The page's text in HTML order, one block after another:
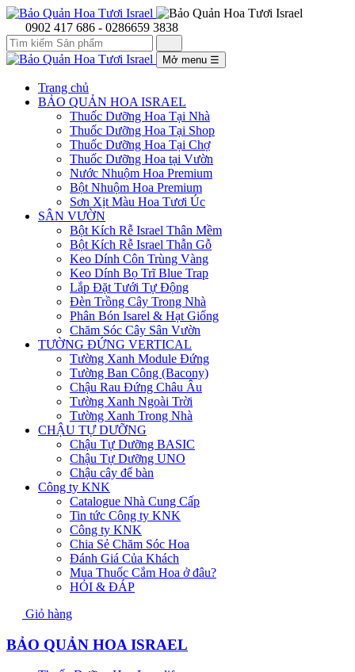
0902 417 686 - 0286659 3838
Mở menu ☰
Trang chủ
BẢO QUẢN HOA ISRAEL
Thuốc Dưỡng Hoa Tại Nhà
Thuốc Dưỡng Hoa Tại Shop
Thuốc Dưỡng Hoa Tại Chợ
Thuốc Dưỡng Hoa tại Vườn
Nước Nhuộm Hoa Premium
Bột Nhuộm Hoa Premium
Sơn Xịt Màu Hoa Tươi Úc
SÂN VƯỜN
Bột Kích Rễ Israel Thân Mềm
Bột Kích Rễ Israel Thẫn Gỗ
Keo Dính Côn Trùng Vàng
Keo Dính Bọ Trĩ Blue Trap
Lắp Đặt Tưới Tự Động
Đèn Trồng Cây Trong Nhà
Phân Bón Isarel & Hạt Giống
Chăm Sóc Cây Sân Vườn
TƯỜNG ĐỨNG VERTICAL
Tường Xanh Module Đứng
Tường Ban Công (Bacony)
Chậu Rau Đứng Châu Âu
Tường Xanh Ngoài Trời
Tường Xanh Trong Nhà
CHẬU TỰ DƯỠNG
Chậu Tự Dưỡng BASIC
Chậu Tự Dưỡng UNO
Chậu cây để bàn
Công ty KNK
Catalogue Nhà Cung Cấp
Tin tức Công ty KNK
Công ty KNK
Chia Sẻ Chăm Sóc Hoa
Đánh Giá Của Khách
Mua Thuốc Cắm Hoa ở đâu?
HỎI & ĐÁP
Giỏ hàng
BẢO QUẢN HOA ISRAEL